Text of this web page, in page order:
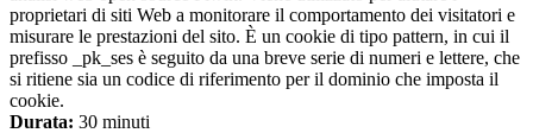
proprietari di siti Web a monitorare il comportamento dei visitatori e
misurare le prestazioni del sito. È un cookie di tipo pattern, in cui il
prefisso _pk_ses è seguito da una breve serie di numeri e lettere, che
si ritiene sia un codice di riferimento per il dominio che imposta il
cookie.
Durata: 30 minuti